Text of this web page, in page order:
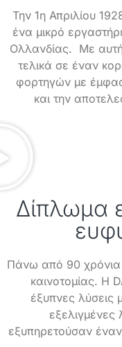
Την 1η Απριλίου
ένα μικρό
Ολλανδίας. Με αυτή
τελικά σε έναν
φορτηγών με
και την
Δίπλωμα
Πάνω από 90 χρόνια
καινοτομίας. Η
έξυπνες λύσεις
εξελιγμένες
εξυπηρετούσαν